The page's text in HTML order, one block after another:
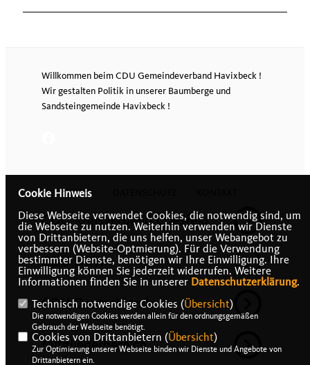
Willkommen beim CDU Gemeindeverband Havixbeck !
Wir gestalten Politik in unserer Baumberge und
Sandsteingemeinde Havixbeck !
IMPRESSUM
CDU Kreisverband Coesfeld
CDU NRW
CDU Deutschlands
Mitgliederbereich
Cookie Hinweis
Diese Webseite verwendet Cookies, die notwendig sind, um
die Webseite zu nutzen. Weiterhin verwenden wir Dienste
von Drittanbietern, die uns helfen, unser Webangebot zu
verbessern (Website-Optmierung). Für die Verwendung
bestimmter Dienste, benötigen wir Ihre Einwilligung. Ihre
Einwilligung können Sie jederzeit widerrufen. Weitere
Informationen finden Sie in unserer Datenschutzerklärung.
Technisch notwendige Cookies (Übersicht)
Die notwendigen Cookies werden allein für den ordnungsgemäßen
Gebrauch der Webseite benötigt.
Cookies von Drittanbietern (Übersicht)
Zur Optimierung unserer Webseite binden wir Dienste und Angebote von
Drittanbietern ein.